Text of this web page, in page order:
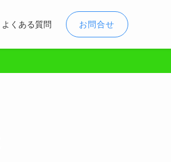
よくある質問 お問合せ